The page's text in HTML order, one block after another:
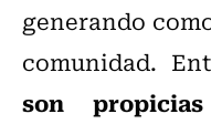
generando
comunidad.
son